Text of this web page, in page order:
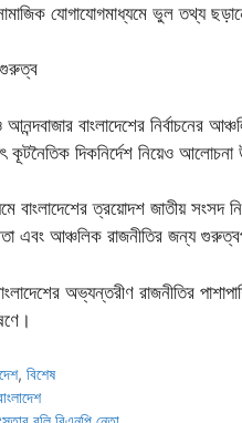
যোগাযোগমাধ্যমে ভুল তথ্য
বাংলাদেশের নির্বাচনের
কূটনৈতিক দিকনির্দেশ নিয়েও আলোচনা
বাংলাদেশের ত্রয়োদশ জাতীয় সংসদ
এবং আঞ্চলিক রাজনীতির জন্য
অভ্যন্তরীণ রাজনীতির
,বিশেষ